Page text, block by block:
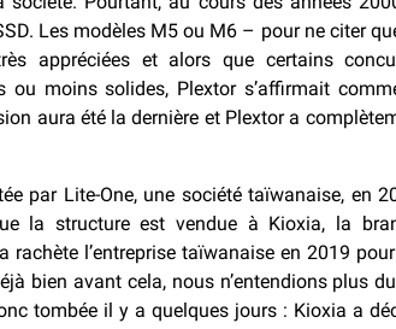
Les modèles M5 ou M6 – pour ne citer
appréciées et alors que certains
ou moins solides, Plextor s’affirmait
aura été la dernière et Plextor a
par Lite-One, une société taïwanaise, en
la structure est vendue à Kioxia, la
rachète l’entreprise taïwanaise en 2019
bien avant cela, nous n’entendions plus
tombée il y a quelques jours : Kioxia a